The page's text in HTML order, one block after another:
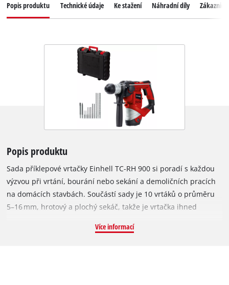
Popis produktu Technické údaje Ke stažení Náhradní díly
Popis produktu
Sada příklepové vrtačky Einhell TC-RH 900 si poradí s každou
výzvou při vrtání, bourání nebo sekání a demoličních pracích
na domácích stavbách. Součástí sady je 10 vrtáků o průměru
5–16 mm, hrotový a plochý sekáč, takže je vrtačka ihned
příklepové vrtání a sekání s aretací – nabízí výkonný pomocník
Více informací